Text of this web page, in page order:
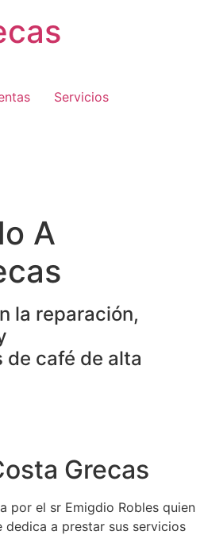
Servicios
A
la reparación,
café de alta
Grecas
por el sr Emigdio Robles quien
dedica a prestar sus servicios